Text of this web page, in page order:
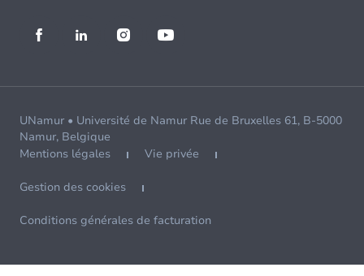
UNamur • Université de Namur Rue de Bruxelles 61, B-5000
Namur, Belgique
Mentions légales
Vie privée
Gestion des cookies
Conditions générales de facturation